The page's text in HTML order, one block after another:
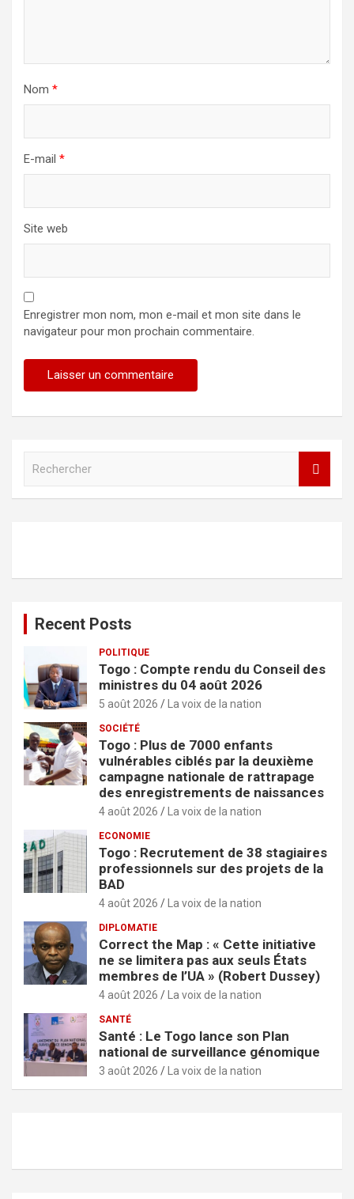
Nom *
E-mail *
Site web
Enregistrer mon nom, mon e-mail et mon site dans le
navigateur pour mon prochain commentaire.
h
Recent Posts
POLITIQUE
Togo : Compte rendu du Conseil des
ministres du 04 août 2026
5 août 2026 La voix de la nation
SOCIÉTÉ
Togo : Plus de 7000 enfants
vulnérables ciblés par la deuxième
campagne nationale de rattrapage
des enregistrements de naissances
4 août 2026 La voix de la nation
ECONOMIE
Togo : Recrutement de 38 stagiaires
professionnels sur des projets de la
BAD
4 août 2026 La voix de la nation
DIPLOMATIE
Correct the Map : « Cette initiative
ne se limitera pas aux seuls États
membres de l’UA » (Robert Dussey)
4 août 2026 La voix de la nation
SANTÉ
Santé : Le Togo lance son Plan
national de surveillance génomique
3 août 2026 La voix de la nation